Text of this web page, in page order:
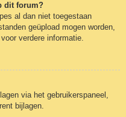
dit forum?
al dan niet toegestaan
geüpload mogen worden,
verdere informatie.
via het gebruikerspaneel,
bijlagen.